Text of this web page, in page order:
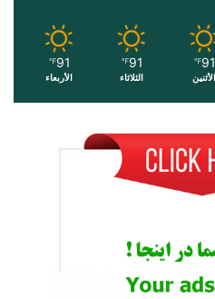
91
℉
الأثنين
91
℉
الثلاثاء
91
℉
الأربعاء